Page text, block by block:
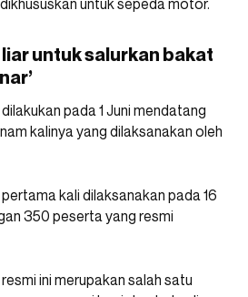
untuk salurkan bakat
pada 1 Juni mendatang
kalinya yang dilaksanakan oleh
kali dilaksanakan pada 16
350 peserta yang resmi
ini merupakan salah satu